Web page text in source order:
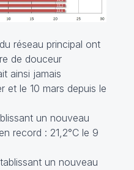
réseau principal ont
de douceur
ainsi jamais
et le 10 mars depuis le
un nouveau
record : 21,2°C le 9
un nouveau